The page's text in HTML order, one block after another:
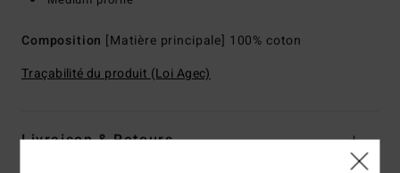
Composition [Matière principale] 100% coton
Traçabilité du produit (Loi Agec)
Livraison & Retours